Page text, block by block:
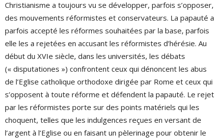
Christianisme a toujours vu se développer, parfois s’opposer,
des mouvements réformistes et conservateurs. La papauté a
parfois accepté les réformes souhaitées par la base, parfois
elle les a rejetées en accusant les réformistes d’hérésie. Au
début du XVIe siècle, dans les universités, les débats
(« disputationes ») confrontent ceux qui dénoncent les abus
de l’Eglise catholique orthodoxe dirigée par Rome et ceux qui
s’opposent à toute réforme et défendent la papauté. Le rejet
par les réformistes porte sur des points matériels qui les
choquent, telles que les indulgences reçues en versant de
l’argent à l’Eglise ou en faisant un pèlerinage pour obtenir le